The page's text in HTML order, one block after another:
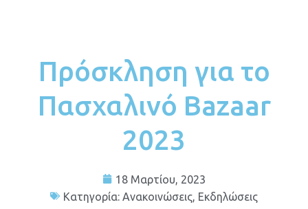
Πρόσκληση για το
Πασχαλινό Bazaar
2023
18 Μαρτίου, 2023
Κατηγορία: Ανακοινώσεις, Εκδηλώσεις